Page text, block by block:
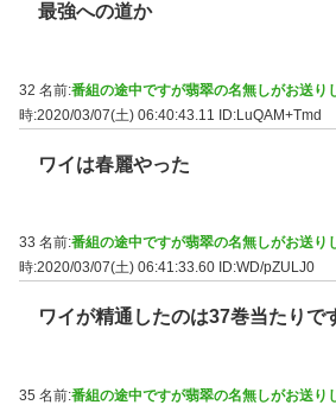
最強への道か
32 名前:番組の途中ですが翡翠の名無しがお送り
時:2020/03/07(土) 06:40:43.11 ID:LuQAM+Tmd
ワイは春麗やった
33 名前:番組の途中ですが翡翠の名無しがお送り
時:2020/03/07(土) 06:41:33.60 ID:WD/pZULJ0
ワイが精通したのは37巻当たりで
35 名前:番組の途中ですが翡翠の名無しがお送り